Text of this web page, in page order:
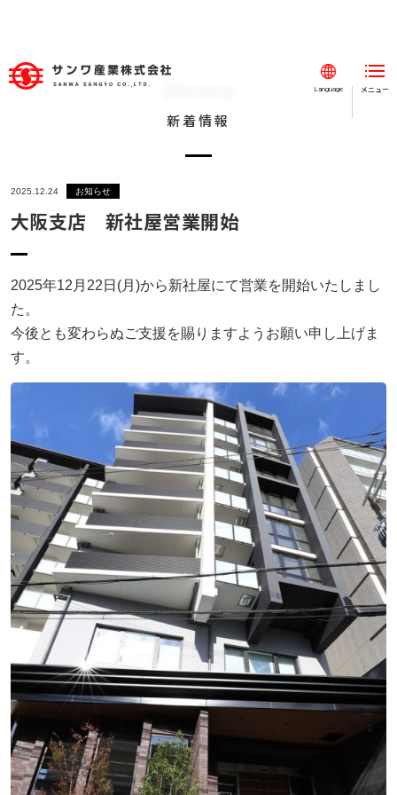
Language メニュー
閉じる
事例紹介
会社案内
新着情報
SDGs
社内イベント
採用情報
お問い合わせ
プライバシーポリシー
アクセス
03-3964-9111
閉じる
新着情報
2025.12.24 お知らせ
大阪支店 新社屋営業開始
2025年12月22日(月)から新社屋にて営業を開始いたしまし
た。
今後とも変わらぬご支援を賜りますようお願い申し上げま
す。